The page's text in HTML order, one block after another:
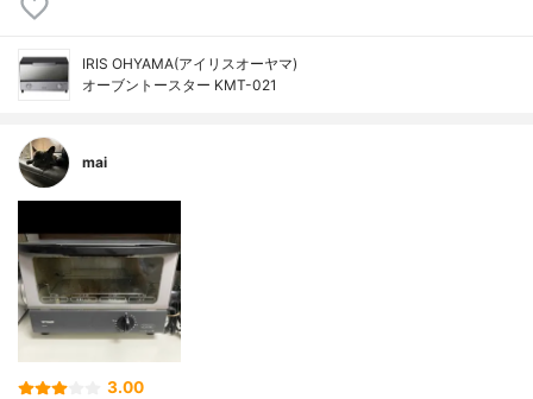
IRIS OHYAMA(アイリスオーヤマ)
オーブントースター KMT-021
mai
3.00